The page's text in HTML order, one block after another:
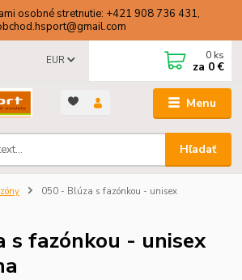
osobné stretnutie: +421 908 736 431,
Menu
EUR
Hľadať
0 ks
za 0 €
050 - Blúza s fazónkou - unisex
s fazónkou - unisex